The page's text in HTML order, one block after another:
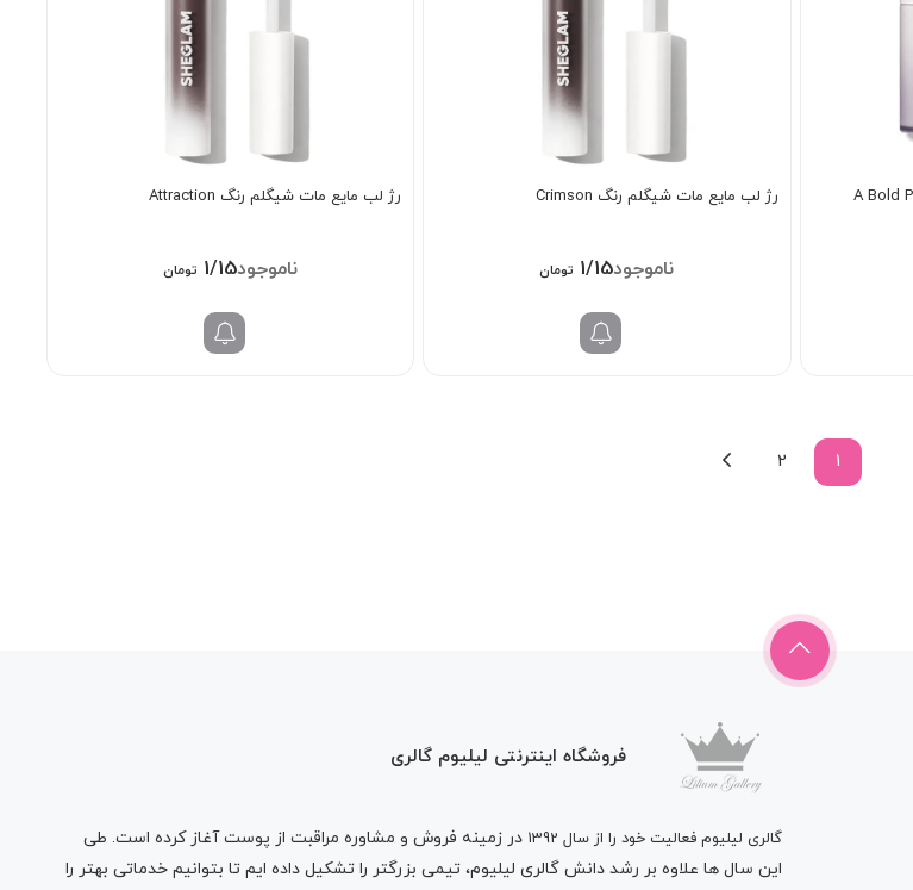
رژ لب مایع مات شیگلم رنگ Crimson
1/158/000 تومان
رژ لب مایع مات شیگلم رنگ Attraction
1/158/000 تومان
1
2
فروشگاه اینترنتی لیلیوم گالری
گالری لیلیوم فعالیت خود را از سال 1392
در زمینه فروش و مشاوره مراقبت از پوست آغاز کرده است. طی
این سال ها علاوه بر رشد دانش گالری لیلیوم، تیمی بزرگتر را تشکیل داده ایم تا بتوانیم خدماتی بهتر را